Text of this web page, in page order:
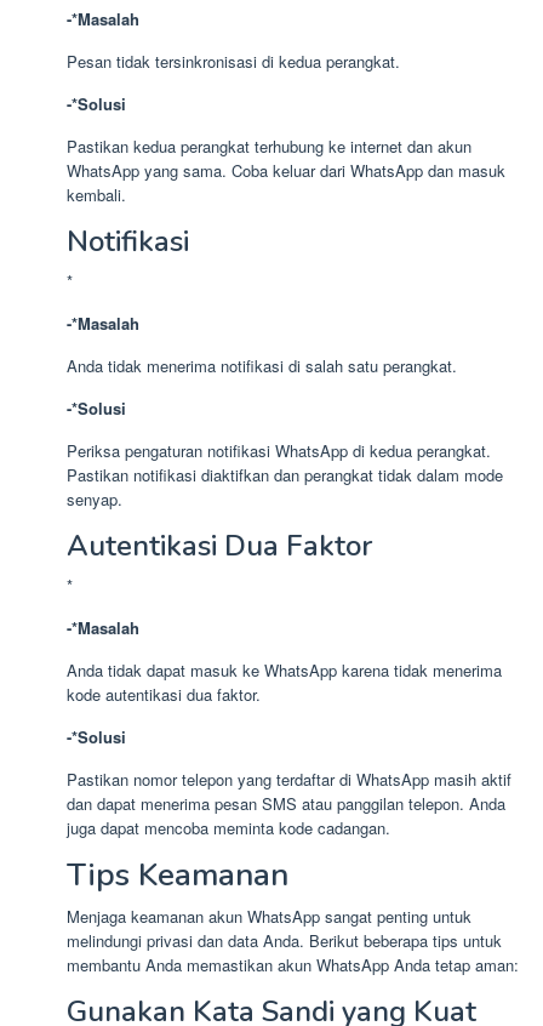
-*Masalah
Pesan tidak tersinkronisasi di kedua perangkat.
-*Solusi
Pastikan kedua perangkat terhubung ke internet dan akun
WhatsApp yang sama. Coba keluar dari WhatsApp dan masuk
kembali.
Notifikasi
*
-*Masalah
Anda tidak menerima notifikasi di salah satu perangkat.
-*Solusi
Periksa pengaturan notifikasi WhatsApp di kedua perangkat.
Pastikan notifikasi diaktifkan dan perangkat tidak dalam mode
senyap.
Autentikasi Dua Faktor
*
-*Masalah
Anda tidak dapat masuk ke WhatsApp karena tidak menerima
kode autentikasi dua faktor.
-*Solusi
Pastikan nomor telepon yang terdaftar di WhatsApp masih aktif
dan dapat menerima pesan SMS atau panggilan telepon. Anda
juga dapat mencoba meminta kode cadangan.
Tips Keamanan
Menjaga keamanan akun WhatsApp sangat penting untuk
melindungi privasi dan data Anda. Berikut beberapa tips untuk
membantu Anda memastikan akun WhatsApp Anda tetap aman:
Gunakan Kata Sandi yang Kuat